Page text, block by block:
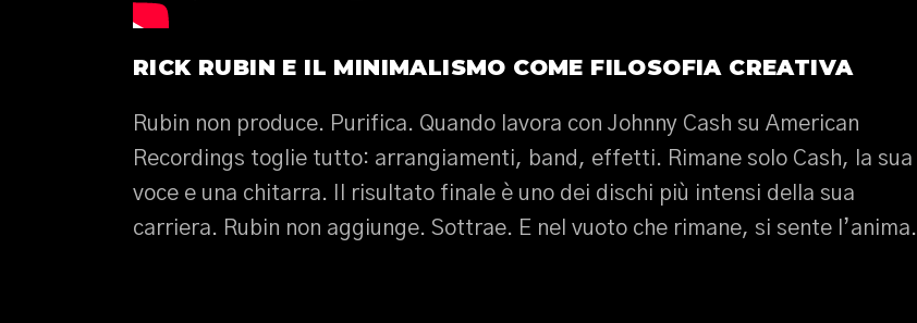
RICK RUBIN E IL MINIMALISMO COME FILOSOFIA CREATIVA
Rubin non produce. Purifica. Quando lavora con Johnny Cash su American
Recordings toglie tutto: arrangiamenti, band, effetti. Rimane solo Cash, la sua
voce e una chitarra. Il risultato finale è uno dei dischi più intensi della sua
carriera. Rubin non aggiunge. Sottrae. E nel vuoto che rimane, si sente l’anima.